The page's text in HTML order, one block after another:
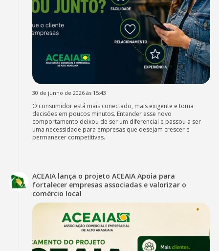
30 de junho de 2026 às 15:43
O consumidor está mais conectado, mais exigente e toma
decisões em poucos minutos. Entender esse novo
comportamento deixou de ser um diferencial e passou a ser
uma necessidade para empresas que desejam crescer e
permanecer competitivas.
ACEAIA lança o projeto ACEAIA Apoia para
fortalecer empresas associadas e valorizar o
comércio local